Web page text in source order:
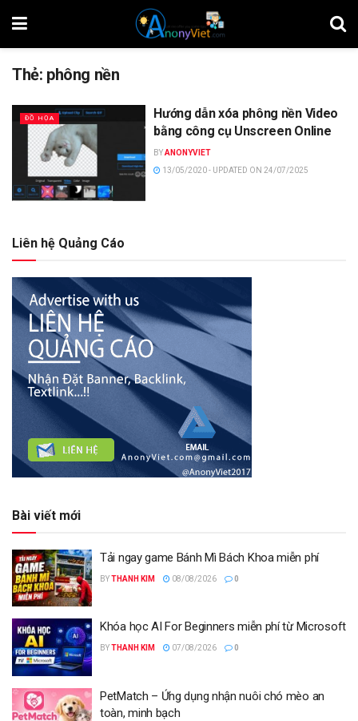
Thẻ: phông nền
ĐỒ HỌA
Hướng dẫn xóa phông nền Video
bằng công cụ Unscreen Online
BYANONYVIET
13/05/2020 - UPDATED ON 24/07/2025
Liên hệ Quảng Cáo
Bài viết mới
Tải ngay game Bánh Mì Bách Khoa miễn phí
BYTHANH KIM 08/08/2026 0
Khóa học AI For Beginners miễn phí từ Microsoft
BYTHANH KIM 07/08/2026 0
PetMatch – Ứng dụng nhận nuôi chó mèo an
toàn, minh bạch